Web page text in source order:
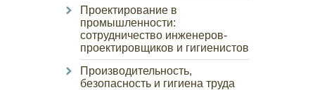
Проектирование в
промышленности:
сотрудничество инженеров-
проектировщиков и гигиенистов
Производительность,
безопасность и гигиена труда